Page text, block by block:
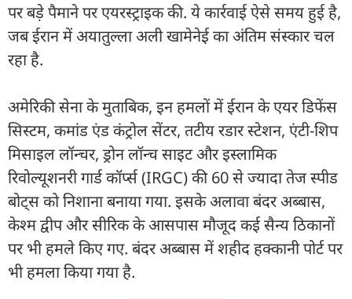
पर बड़े पैमाने पर एयरस्ट्राइक की. ये कार्रवाई ऐसे समय हुई है,
जब ईरान में अयातुल्ला अली खामेनेई का अंतिम संस्कार चल
रहा है.
अमेरिकी सेना के मुताबिक, इन हमलों में ईरान के एयर डिफेंस
सिस्टम, कमांड एंड कंट्रोल सेंटर, तटीय रडार स्टेशन, एंटी-शिप
मिसाइल लॉन्चर, ड्रोन लॉन्च साइट और इस्लामिक
रिवोल्यूशनरी गार्ड कॉर्प्स (IRGC) की 60 से ज्यादा तेज स्पीड
बोट्स को निशाना बनाया गया. इसके अलावा बंदर अब्बास,
केश्म द्वीप और सीरिक के आसपास मौजूद कई सैन्य ठिकानों
पर भी हमले किए गए. बंदर अब्बास में शहीद हक्कानी पोर्ट पर
भी हमला किया गया है.